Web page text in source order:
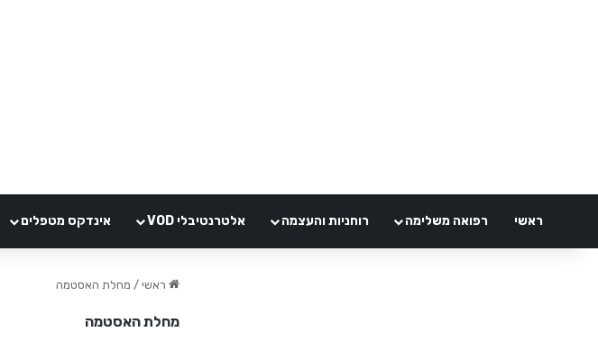
ראשי רפואה משלימה רוחניות והעצמה אלטרנטיבלי VOD אינדקס מטפלים
ראשי / מחלת האסטמה
מחלת האסטמה